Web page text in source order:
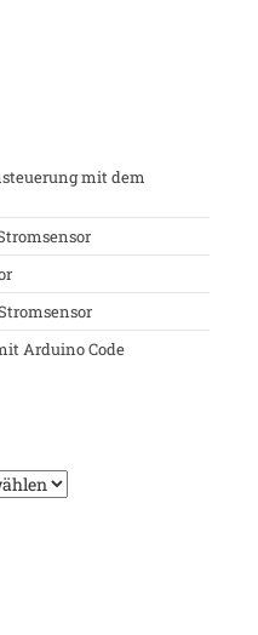
mit dem
Arduino Code